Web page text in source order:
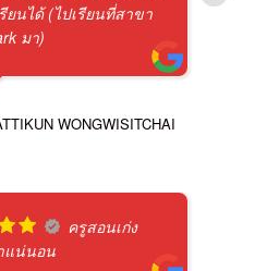
ยนได้ (ไปเรียนที่สาขา
มา)
WONGWISITCHAI
ครูสอนเก่ง
แน่นอน